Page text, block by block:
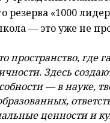
резерва «1000
— это уже не
пространство, где
Здесь
— в науке,
ценности и